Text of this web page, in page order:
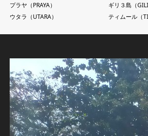
プラヤ（PRAYA）
ギリ３島（GILI
ウタラ（UTARA）
ティムール（